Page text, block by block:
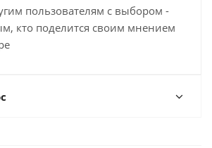
пользователям с выбором -
кто поделится своим мнением